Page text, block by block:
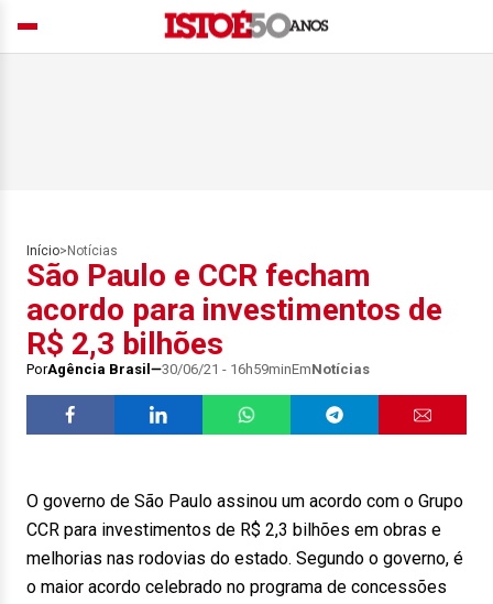
Início> Notícias
São Paulo e CCR fecham
acordo para investimentos de
R$ 2,3 bilhões
PorAgência Brasil 30/06/21 - 16h59minEmNotícias
O governo de São Paulo assinou um acordo com o Grupo
CCR para investimentos de R$ 2,3 bilhões em obras e
melhorias nas rodovias do estado. Segundo o governo, é
o maior acordo celebrado no programa de concessões